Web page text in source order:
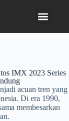
IMX 2023 Series
acuan tren yang
Di era 1990,
membesarkan